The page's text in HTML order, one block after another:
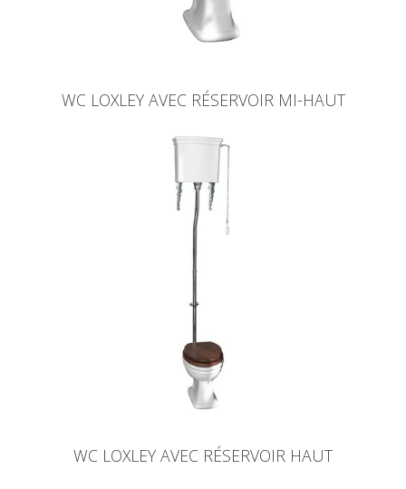
WC LOXLEY AVEC RÉSERVOIR MI-HAUT
WC LOXLEY AVEC RÉSERVOIR HAUT